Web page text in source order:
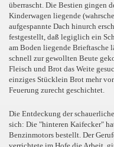
überrascht. Die Bestien gingen
Kinderwagen liegende
aufgespannte Dach hinurch
festgestellt, daß legiglich ein
am Boden liegende Brieftasche
schnell zur gewollten Beute
Fleisch und Brot das Weite
einziges Stücklein Brot mehr
Feuerung zurecht geschichtet.
Die Entdeckung der
sich: Die "hinteren Kaifecker"
Benzinmotors bestellt. Der